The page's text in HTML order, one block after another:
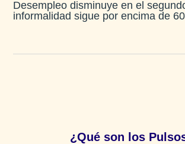
Desempleo disminuye en el
informalidad sigue por encima de
¿Qué son los